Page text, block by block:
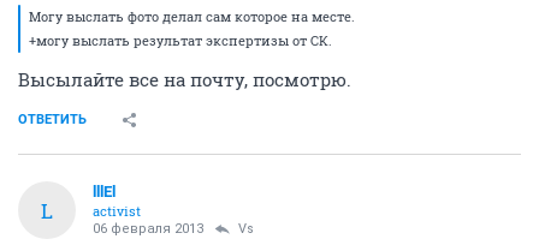
Могу выслать фото делал сам которое на месте.
+могу выслать результат экспертизы от СК.
Высылайте все на почту, посмотрю.
ОТВЕТИТЬ
L
lllEl
activist
06 февраля 2013 Vs